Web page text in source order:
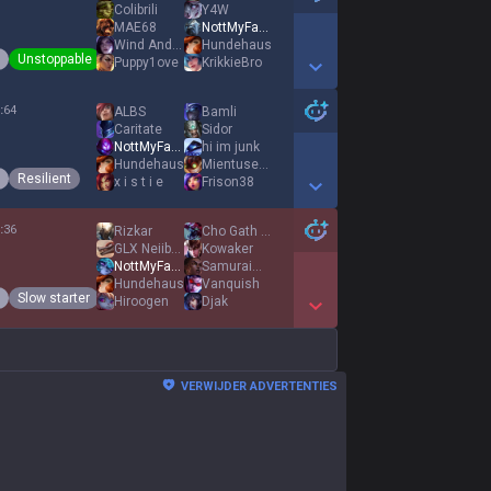
Unstoppable
Colibrili
MAE68
Wind And Feed
Puppy1ove
Y4W
NottMyFault
Hundehaus
KrikkieBro
Show More Detail Games
:64
Resilient
ALBS
Caritate
NottMyFault
Hundehaus
x i s t i e
Bamli
Sidor
hi im junk
Mientusek1
Frison38
Show More Detail Games
:36
Slow starter
Rizkar
GLX NeiibaOklm
NottMyFault
Hundehaus
Hiroogen
Cho Gath Bliat
Kowaker
SamuraiMan
Vanquish
Djak
Show More Detail Games
VERWIJDER ADVERTENTIES